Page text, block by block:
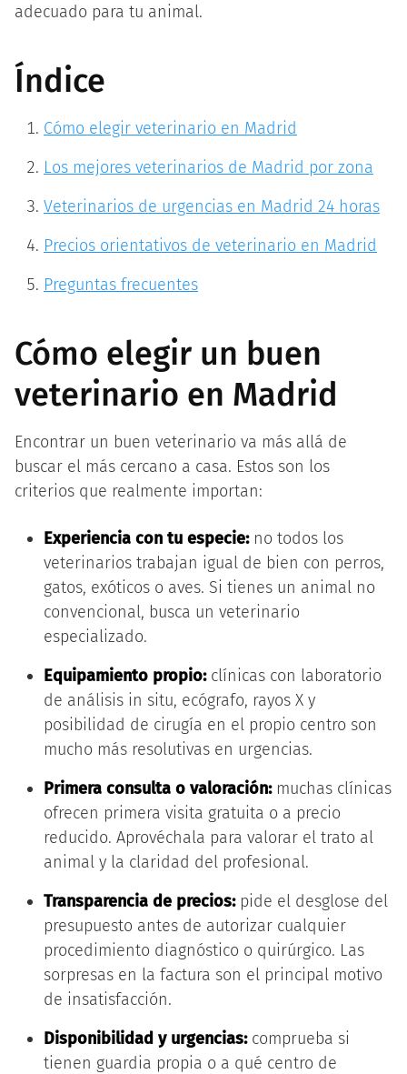
adecuado para tu animal.
Índice
Cómo elegir veterinario en Madrid
Los mejores veterinarios de Madrid por zona
Veterinarios de urgencias en Madrid 24 horas
Precios orientativos de veterinario en Madrid
Preguntas frecuentes
Cómo elegir un buen
veterinario en Madrid
Encontrar un buen veterinario va más allá de
buscar el más cercano a casa. Estos son los
criterios que realmente importan:
Experiencia con tu especie:no todos los
veterinarios trabajan igual de bien con perros,
gatos, exóticos o aves. Si tienes un animal no
convencional, busca un veterinario
especializado.
Equipamiento propio:clínicas con laboratorio
de análisis in situ, ecógrafo, rayos X y
posibilidad de cirugía en el propio centro son
mucho más resolutivas en urgencias.
Primera consulta o valoración:muchas clínicas
ofrecen primera visita gratuita o a precio
reducido. Aprovéchala para valorar el trato al
animal y la claridad del profesional.
Transparencia de precios:pide el desglose del
presupuesto antes de autorizar cualquier
procedimiento diagnóstico o quirúrgico. Las
sorpresas en la factura son el principal motivo
de insatisfacción.
Disponibilidad y urgencias:comprueba si
tienen guardia propia o a qué centro de